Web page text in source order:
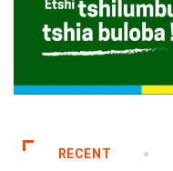
RECENT